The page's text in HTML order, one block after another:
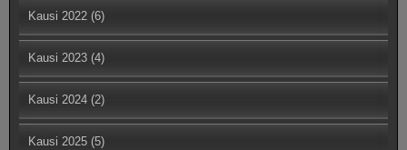
Kausi 2022 (6)
Kausi 2023 (4)
Kausi 2024 (2)
Kausi 2025 (5)